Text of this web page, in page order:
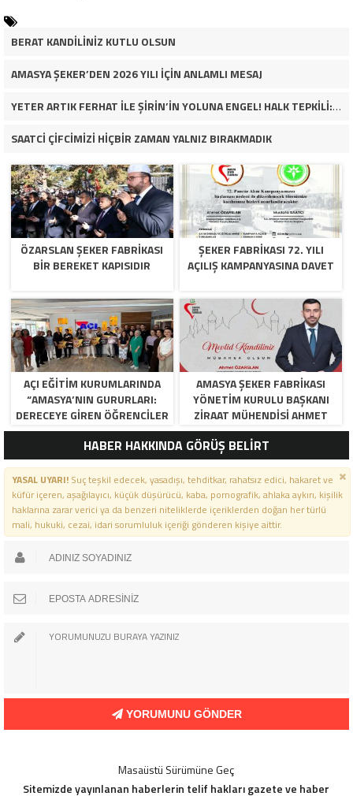
BERAT KANDİLİNİZ KUTLU OLSUN
AMASYA ŞEKER’DEN 2026 YILI İÇİN ANLAMLI MESAJ
YETER ARTIK FERHAT İLE ŞİRİN’İN YOLUNA ENGEL! HALK TEPKİLİ: “YOLU KAPATMAK ÇÖZÜM DEĞİL, GÖREVİNİ YAP!”
SAATCİ ÇİFCİMİZİ HİÇBİR ZAMAN YALNIZ BIRAKMADIK
ÖZARSLAN ŞEKER FABRİKASI
BİR BEREKET KAPISIDIR
ŞEKER FABRİKASI 72. YILI
AÇILIŞ KAMPANYASINA DAVET
AÇI EĞİTİM KURUMLARINDA
“AMASYA’NIN GURURLARI:
DERECEYE GIREN ÖĞRENCILER
İÇIN ANLAMLI TÖREN”
AMASYA ŞEKER FABRIKASI
YÖNETIM KURULU BAŞKANI
ZIRAAT MÜHENDISI AHMET
ÖZARSLAN’IN MEVLID KANDILI
MESAJI
HABER HAKKINDA GÖRÜŞ BELİRT
YASAL UYARI!Suç teşkil edecek, yasadışı, tehditkar, rahatsız edici, hakaret ve
küfür içeren, aşağılayıcı, küçük düşürücü, kaba, pornografik, ahlaka aykırı, kişilik
haklarına zarar verici ya da benzeri niteliklerde içeriklerden doğan her türlü
mali, hukuki, cezai, idari sorumluluk içeriği gönderen kişiye aittir.
YORUMUNU GÖNDER
Masaüstü Sürümüne Geç
Sitemizde yayınlanan haberlerin telif hakları gazete ve haber